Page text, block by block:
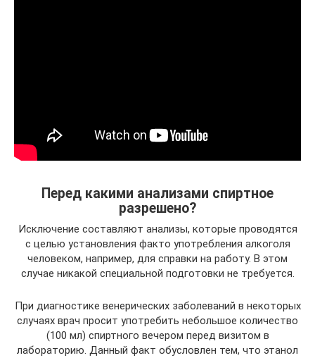
Перед какими анализами спиртное
разрешено?
Исключение составляют анализы, которые проводятся
с целью установления факто употребления алкоголя
человеком, например, для справки на работу. В этом
случае никакой специальной подготовки не требуется.
При диагностике венерических заболеваний в некоторых
случаях врач просит употребить небольшое количество
(100 мл) спиртного вечером перед визитом в
лабораторию. Данный факт обусловлен тем, что этанол